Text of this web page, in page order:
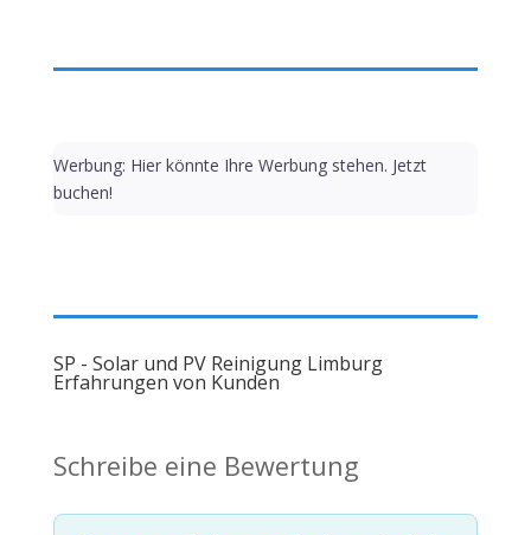
Werbung: Hier könnte Ihre Werbung stehen. Jetzt
buchen!
SP - Solar und PV Reinigung Limburg
Erfahrungen von Kunden
Schreibe eine Bewertung